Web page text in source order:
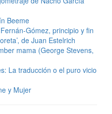
Beeme
Gómez, principio y fin
de Juan Estelrich
mama (George Stevens,
La traducción o el puro vicio
y Mujer